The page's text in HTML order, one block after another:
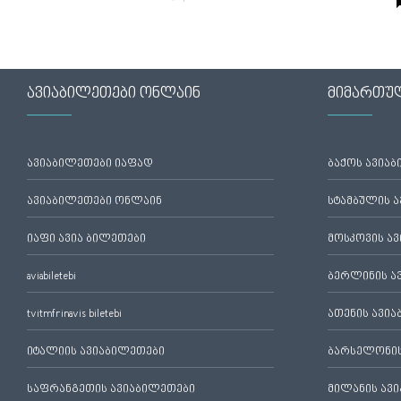
ავიაბილეთები ონლაინ
ავიაბილეთები იაფად
ავიაბილეთები ონლაინ
იაფი ავია ბილეთები
aviabiletebi
tvitmfrinavis biletebi
იტალიის ავიაბილეთები
საფრანგეთის ავიაბილეთები
ბაქოს
სტამბულის
მოსკოვის
ბერლინის
ათენის
მილანის